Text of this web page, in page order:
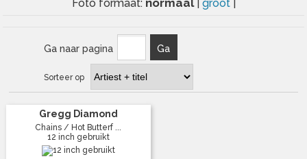
Foto formaat:
groot
Ga naar pagina Ga
Sorteer op
Gregg Diamond
Chains / Hot Butterf ...
12 inch gebruikt